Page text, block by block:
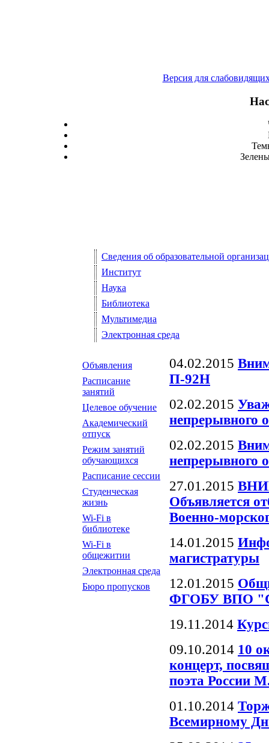
Версия для
Сведения об образовательной
Институт
Наука
Библиотека
Мультимедиа
Электронная среда
Объявления
Расписание
занятий
Целевое обучение
Академический
отпуск
Режим занятий
обучающихся
Расписание сессии
Студенческая
жизнь
Wi-Fi в
библиотеке
Wi-Fi в
общежитии
Электронная среда
Бюро пропусков
04.02.2015
П-92Н
02.02.2015
непрерывного
02.02.2015
непрерывного
27.01.2015
Объявляется
Военно-
14.01.2015
магистратуры
12.01.2015
ФГОБУ ВПО
19.11.2014
09.10.2014 10
концерт,
поэта России
01.10.2014
Всемирному